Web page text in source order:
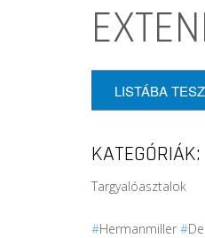
LISTÁBA
KATEGÓRIÁK:
Targyalóasztalok
#Hermanmiller #